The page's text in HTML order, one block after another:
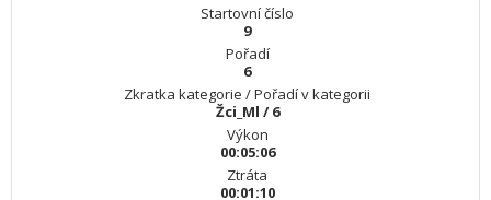
Startovní číslo
9
Pořadí
6
Zkratka kategorie / Pořadí v kategorii
Žci_Ml / 6
Výkon
00:05:06
Ztráta
00:01:10